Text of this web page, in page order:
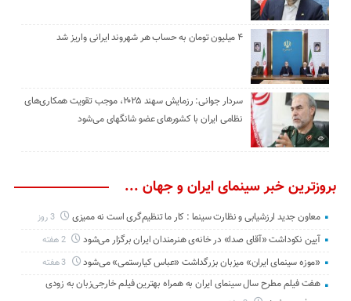
۴ میلیون تومان به حساب هر شهروند ایرانی واریز شد
سردار جوانی: رزمایش سهند ۲۰۲۵، موجب تقویت همکاری‌های
نظامی ایران با کشور‌های عضو شانگهای می‌شود
بروزترین خبر سینمای ایران و جهان ...
معاون جدید ارزشیابی و نظارت سینما : کار ما تنظیم‌گری است نه ممیزی 3 روز
آیین نکوداشت «آقای صدا» در خانه‌ی هنرمندان ایران برگزار می‌شود 2 هفته
«موزه سینمای ایران» میزبان بزرگداشت «عباس کیارستمی» می‌شود 3 هفته
هفت فیلم مطرح سال سینمای ایران به همراه بهترین فیلم خارجی‌زبان به زودی